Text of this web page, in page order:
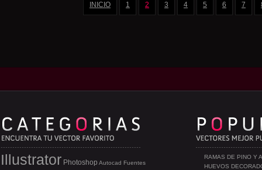
INICIO 1 2 3 4 5 6 7
RAMAS DE PINO Y
HUEVOS
Illustrator Photoshop Autocad Fuentes